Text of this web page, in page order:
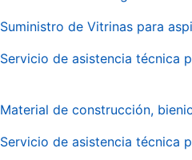
Suministro de Vitrinas para
Servicio de asistencia técnica
Material de construcción,
Servicio de asistencia técnica